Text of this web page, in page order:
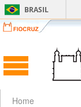
BRASIL
Home